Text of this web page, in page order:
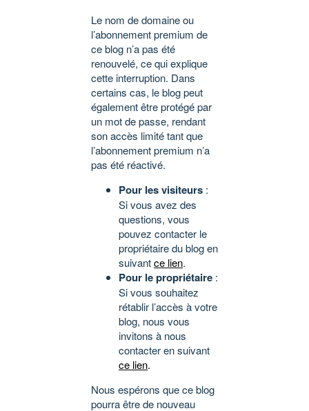
Le nom de domaine ou
l’abonnement premium de
ce blog n’a pas été
renouvelé, ce qui explique
cette interruption. Dans
certains cas, le blog peut
également être protégé par
un mot de passe, rendant
son accès limité tant que
l’abonnement premium n’a
pas été réactivé.
Pour les visiteurs :
Si vous avez des
questions, vous
pouvez contacter le
propriétaire du blog en
suivantce lien.
Pour le propriétaire :
Si vous souhaitez
rétablir l’accès à votre
blog, nous vous
invitons à nous
contacter en suivant
ce lien.
Nous espérons que ce blog
pourra être de nouveau